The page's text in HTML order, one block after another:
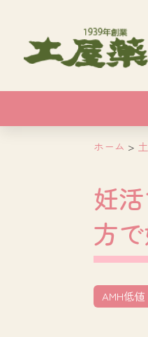
ホーム >
妊
方
AMH低値